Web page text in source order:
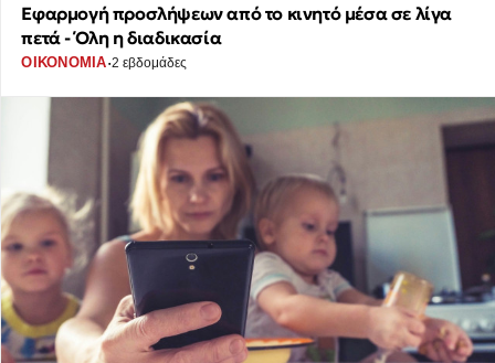
Εφαρμογή προσλήψεων από το κινητό μέσα σε λίγα
πετά - Όλη η διαδικασία
ΟΙΚΟΝΟΜΙΑ·2 εβδομάδες